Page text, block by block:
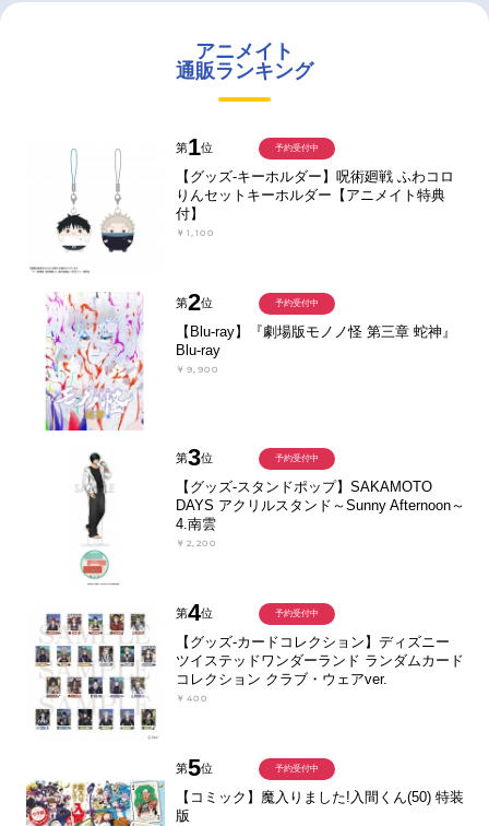
アニメイト
通販ランキング
第1位
【グッズ-キーホルダー】呪術廻戦 ふわコロ
りんセットキーホルダー【アニメイト特典
付】
￥1,100
予約受付中
第2位
【Blu-ray】『劇場版モノノ怪 第三章 蛇神』
Blu-ray
￥9,900
予約受付中
第3位
【グッズ-スタンドポップ】SAKAMOTO
DAYS アクリルスタンド～Sunny Afternoon～
4.南雲
￥2,200
予約受付中
第4位
【グッズ-カードコレクション】ディズニー
ツイステッドワンダーランド ランダムカード
コレクション クラブ・ウェアver.
￥400
予約受付中
第5位
【コミック】魔入りました!入間くん(50) 特装
版
予約受付中